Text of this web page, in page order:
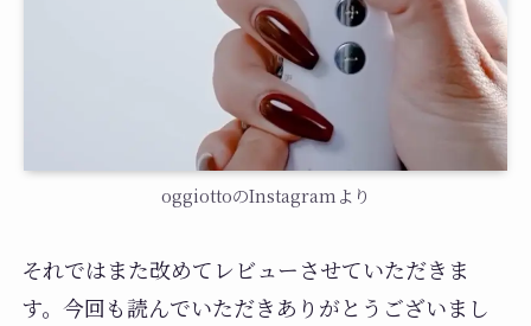
oggiottoのInstagramより
それではまた改めてレビューさせていただきま
す。今回も読んでいただきありがとうございまし